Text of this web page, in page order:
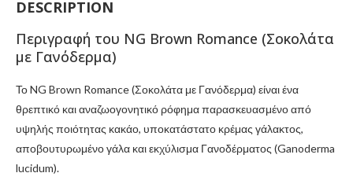
DESCRIPTION
Περιγραφή του NG Brown Romance (Σοκολάτα
με Γανόδερμα)
Το NG Brown Romance (Σοκολάτα με Γανόδερμα) είναι ένα
θρεπτικό και αναζωογονητικό ρόφημα παρασκευασμένο από
υψηλής ποιότητας κακάο, υποκατάστατο κρέμας γάλακτος,
αποβουτυρωμένο γάλα και εκχύλισμα Γανοδέρματος (Ganoderma
lucidum).